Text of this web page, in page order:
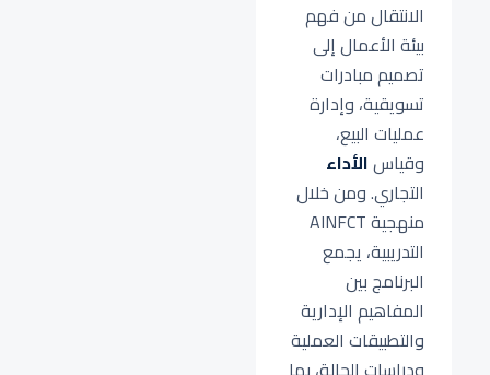
الانتقال من فهم
بيئة الأعمال إلى
تصميم مبادرات
تسويقية، وإدارة
عمليات البيع،
وقياسالأداء
التجاري. ومن خلال
منهجية AINFCT
التدريبية، يجمع
البرنامج بين
المفاهيم الإدارية
والتطبيقات العملية